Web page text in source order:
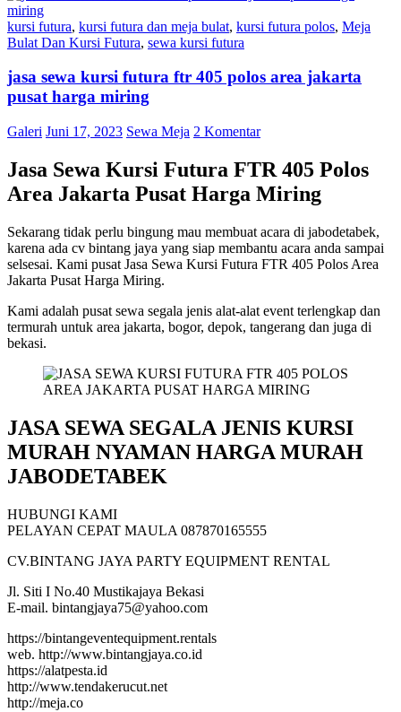
kursi futura, kursi futura dan meja bulat, kursi futura polos, Meja
Bulat Dan Kursi Futura, sewa kursi futura
jasa sewa kursi futura ftr 405 polos area jakarta
pusat harga miring
Galeri Juni 17, 2023 Sewa Meja 2 Komentar
Jasa Sewa Kursi Futura FTR 405 Polos
Area Jakarta Pusat Harga Miring
Sekarang tidak perlu bingung mau membuat acara di jabodetabek,
karena ada cv bintang jaya yang siap membantu acara anda sampai
selsesai. Kami pusat Jasa Sewa Kursi Futura FTR 405 Polos Area
Jakarta Pusat Harga Miring.
Kami adalah pusat sewa segala jenis alat-alat event terlengkap dan
termurah untuk area jakarta, bogor, depok, tangerang dan juga di
bekasi.
JASA SEWA SEGALA JENIS KURSI
MURAH NYAMAN HARGA MURAH
JABODETABEK
HUBUNGI KAMI
PELAYAN CEPAT MAULA 087870165555
CV.BINTANG JAYA PARTY EQUIPMENT RENTAL
Jl. Siti I No.40 Mustikajaya Bekasi
E-mail. bintangjaya75@yahoo.com
https://bintangeventequipment.rentals
web. http://www.bintangjaya.co.id
https://alatpesta.id
http://www.tendakerucut.net
http://meja.co